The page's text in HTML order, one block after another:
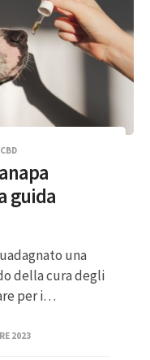
guida
una
della cura degli
per i…
2023